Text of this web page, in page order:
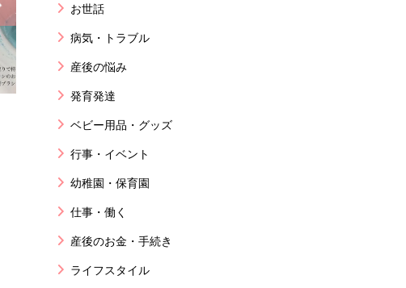
お世話
病気・トラブル
産後の悩み
発育発達
ベビー用品・グッズ
行事・イベント
幼稚園・保育園
仕事・働く
産後のお金・手続き
ライフスタイル